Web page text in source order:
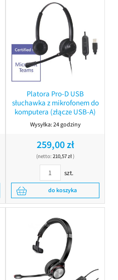
Platora Pro-D USB
słuchawka z mikrofonem do
komputera (złącze USB-A)
Wysyłka:24 godziny
259,00 zł
(netto: 210,57 zł)
szt.
do koszyka